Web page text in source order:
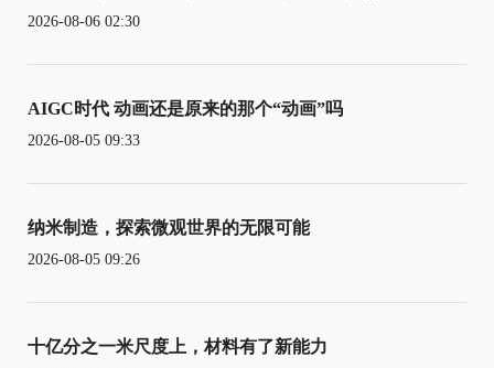
2026-08-06 02:30
AIGC时代 动画还是原来的那个“动画”吗
2026-08-05 09:33
纳米制造，探索微观世界的无限可能
2026-08-05 09:26
十亿分之一米尺度上，材料有了新能力